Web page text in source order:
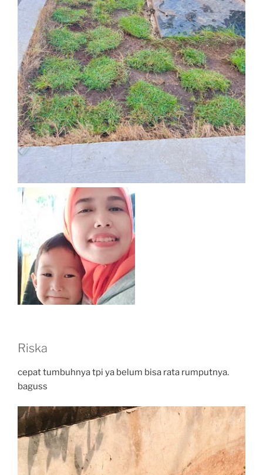
Riska
cepat tumbuhnya tpi ya belum bisa rata rumputnya.
baguss